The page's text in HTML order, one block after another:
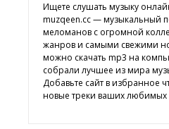
Ищете слушать музыку
muzqeen.cc — музыкальный
меломанов с огромной
жанров и самыми свежими
можно скачать mp3 на
собрали лучшее из мира
Добавьте сайт в избранное
новые треки ваших любимых